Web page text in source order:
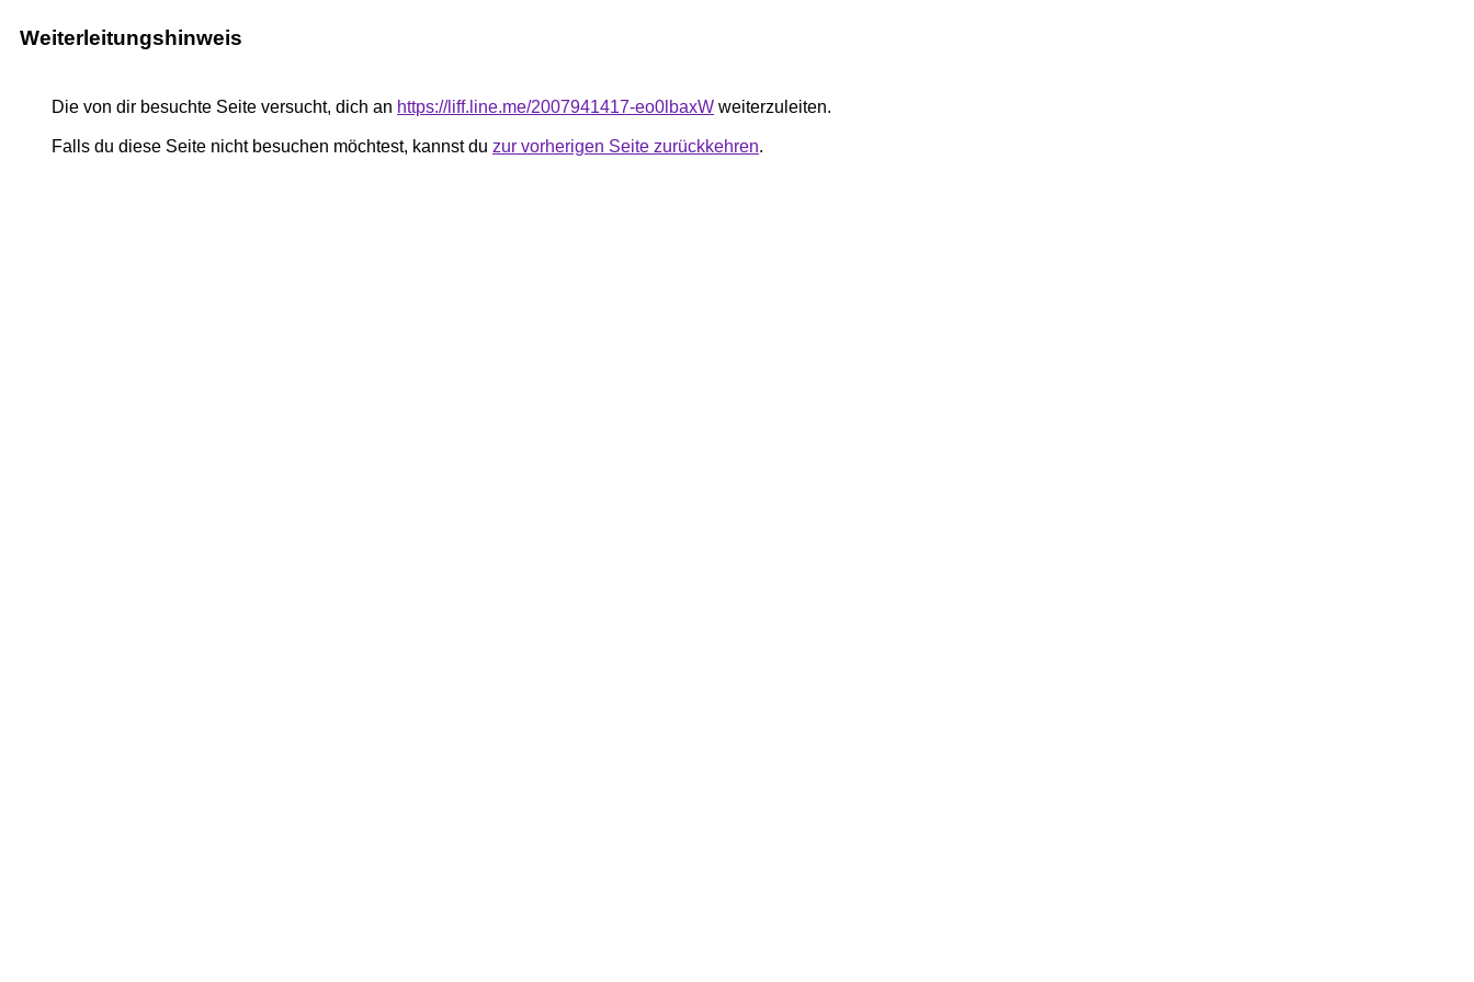
Weiterleitungshinweis
Die von dir besuchte Seite versucht, dich an https://liff.line.me/2007941417-eo0lbaxW weiterzuleiten.
Falls du diese Seite nicht besuchen möchtest, kannst du zur vorherigen Seite zurückkehren.